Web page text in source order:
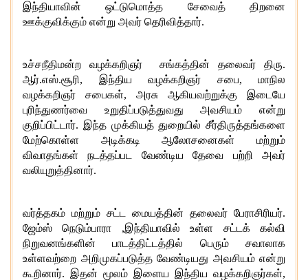
இந்தியாவின் ஒட்டுமொத்த சேவைத் திறனை
ஊக்குவிக்கும் என்று அவர் தெரிவித்தார்.
உச்சநீதிமன்ற வழக்கறிஞர் சங்கத்தின் தலைவர் திரு.
ஆர்.எஸ்.சூரி, இந்திய வழக்கறிஞர் சபை, மாநில
வழக்கறிஞர் சபைகள், அரசு ஆகியவற்றுக்கு இடையே
புரிந்துணர்வை உறுதிப்படுத்துவது அவசியம் என்று
குறிப்பிட்டார். இந்த முக்கியத் துறையில் சீர்திருத்தங்களை
மேற்கொள்ள அடிக்கடி ஆலோசனைகள் மற்றும்
விவாதங்கள் நடத்தப்பட வேண்டிய தேவை பற்றி அவர்
வலியுறுத்தினார்.
வர்த்தகம் மற்றும் சட்ட மையத்தின் தலைவர் பேராசிரியர்.
ஜேம்ஸ் நெடும்பாரா ,இந்தியாவில் உள்ள சட்டக் கல்வி
நிறுவனங்களின் பாடத்திட்டத்தில் பெரும் சவாலாக
உள்ளவற்றை அறிமுகப்படுத்த வேண்டியது அவசியம் என்று
கூறினார். இதன் மூலம் இளைய இந்திய வழக்கறிஞர்கள்,